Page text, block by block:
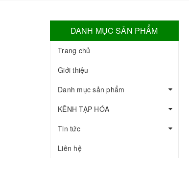
DANH MỤC SẢN PHẨM
Trang chủ
Giới thiệu
Danh mục sản phẩm
KÊNH TẠP HÓA
Tin tức
Liên hệ